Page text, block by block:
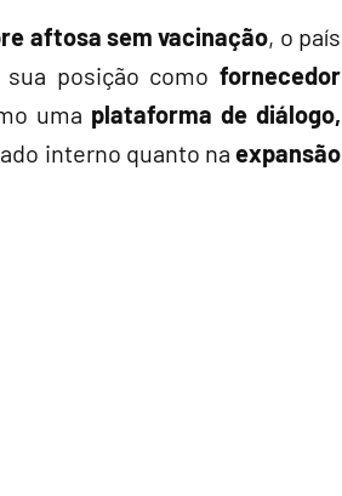
aftosa sem vacinação, o país
sua posição comofornecedor
uma plataforma de diálogo,
interno quanto naexpansão